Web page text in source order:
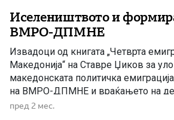
Иселеништвото и
ВМРО-ДПМНЕ
Извадоци од книгата „Четврта
Македонија“ на Ставре Џиков за
македонската политичка
на ВМРО-ДПМНЕ и враќањето на
плурализам во Македонија Во
пред 2 мес.